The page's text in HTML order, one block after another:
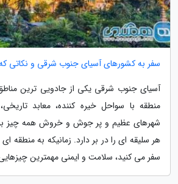
سفر به کشورهای آسیای جنوب شرقی و نکاتی که
آسیای جنوب شرقی یکی از جادویی ترین
منطقه با سواحل خیره کننده، معابد
شهرهای عظیم و پر جوش و خروش همه چیز
هر سلیقه ای را در بر دارد. زمانیکه به منطقه
سفر می کنید، سلامت و ایمنی مهمترین